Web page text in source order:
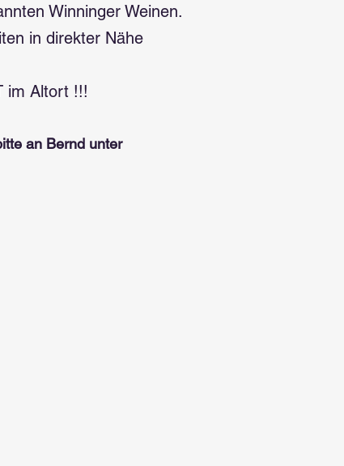
Winninger Weinen.
in direkter Nähe
im Altort !!!
an Bernd unter